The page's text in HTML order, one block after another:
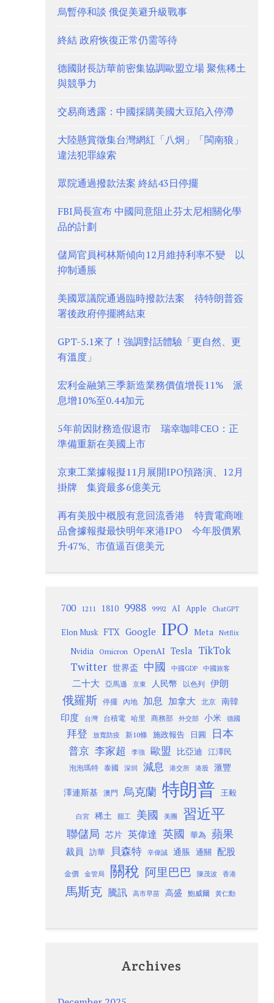
烏暫停和談 俄促美避升級戰事
終結 政府恢復正常仍需等待
德國財長訪華前密集協調歐盟立場 聚焦稀土
與競爭力
交易商透露：中國採購美國大豆陷入停滯
大陸懸賞徵集台灣網紅「八炯」「閩南狼」
違法犯罪線索
眾院通過撥款法案 終結43日停擺
FBI局長宣布 中國同意阻止芬太尼相關化學
品的計劃
儲局官員柯林斯傾向12月維持利率不變 以
抑制通脹
美國眾議院通過臨時撥款法案 待特朗普簽
署後政府停擺將結束
GPT-5.1來了！強調對話體驗「更自然、更
有溫度」
宏利金融第三季新造業務價值增長11% 派
息增10%至0.44加元
5年前因財務造假退市 瑞幸咖啡CEO：正
準備重新在美國上市
京東工業據報擬11月展開IPO預路演、12月
掛牌 集資最多6億美元
再有美股中概股有意回流香港 特賣電商唯
品會據報擬最快明年來港IPO 今年股價累
升47%、市值逼百億美元
700 1211 1810 9988 9992 AI Apple ChatGPT
Elon Musk FTX Google IPO Meta Netflix
Nvidia Omicron OpenAI Tesla TikTok
Twitter 世界盃 中國 中國GDP 中國旅客
二十大 亞馬遜 京東 人民幣 以色列 伊朗
俄羅斯 停擺 內地 加息 加拿大 北京
南韓
印度
台灣 台積電 哈里 商務部 外交部 小米 德國
拜登 放寬防疫 新10條 施政報告 日圓 日本
普京 李家超 李強 歐盟 比亞迪 江澤民
泡泡瑪特 泰國 深圳 減息 港交所 港股 滙豐
澤連斯基 澳門 烏克蘭 特朗普 王毅
白宮 稀土 罷工 美國 美團 習近平
聯儲局 芯片 英偉達 英國 華為 蘋果
裁員 訪華 貝森特 辛偉誠 通脹 通關 配股
金價 金管局 關稅 阿里巴巴 陳茂波 香港
馬斯克 騰訊 高市早苗 高盛 鮑威爾 黃仁勳
Archives